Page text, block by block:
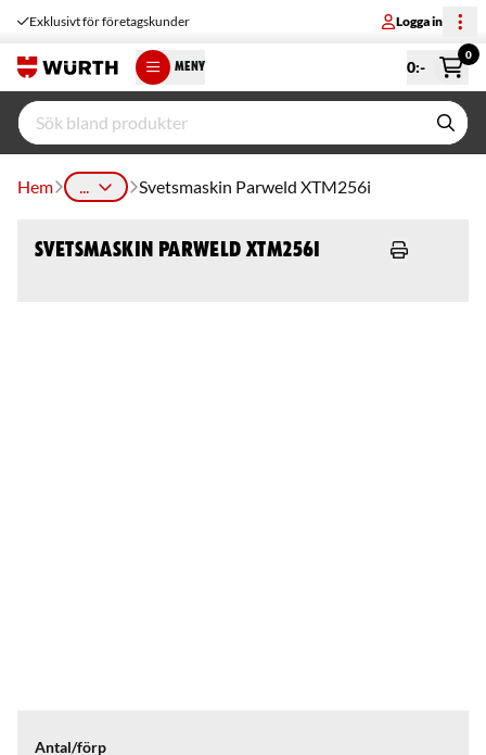
Exklusivt för företagskunder Logga in
MENY 0:-
0
Hem ... Svetsmaskin Parweld XTM256i
Svetsmaskin Parweld XTM256i
Antal/förp